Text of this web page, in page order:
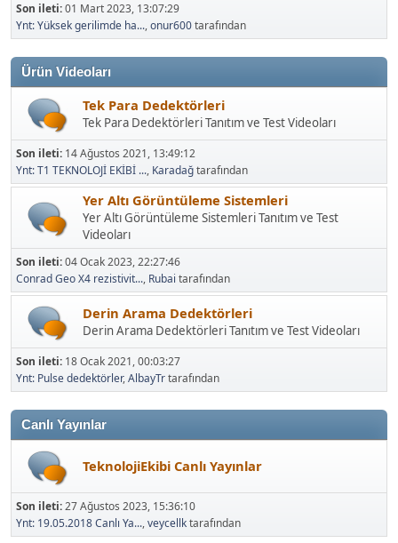
Son ileti:01 Mart 2023, 13:07:29
Ynt: Yüksek gerilimde ha...,onur600tarafından
Ürün Videoları
Tek Para Dedektörleri
Tek Para Dedektörleri Tanıtım ve Test Videoları
Son ileti: 14 Ağustos 2021, 13:49:12
Ynt: T1 TEKNOLOJİ EKİBİ ..., Karadağtarafından
Yer Altı Görüntüleme Sistemleri
Yer Altı Görüntüleme Sistemleri Tanıtım ve Test
Videoları
Son ileti:04 Ocak 2023, 22:27:46
Conrad Geo X4 rezistivit..., Rubai tarafından
Derin Arama Dedektörleri
Derin Arama Dedektörleri Tanıtım ve Test Videoları
Son ileti: 18 Ocak 2021, 00:03:27
Ynt: Pulse dedektörler,AlbayTrtarafından
Canlı Yayınlar
TeknolojiEkibi Canlı Yayınlar
Son ileti:27 Ağustos 2023, 15:36:10
Ynt: 19.05.2018 Canlı Ya...,veycellktarafından